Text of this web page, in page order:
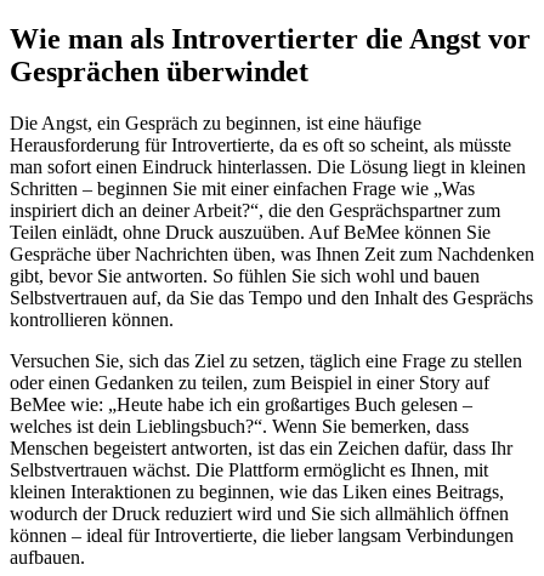
Wie man als Introvertierter die Angst vor
Gesprächen überwindet
Die Angst, ein Gespräch zu beginnen, ist eine häufige
Herausforderung für Introvertierte, da es oft so scheint, als müsste
man sofort einen Eindruck hinterlassen. Die Lösung liegt in kleinen
Schritten – beginnen Sie mit einer einfachen Frage wie „Was
inspiriert dich an deiner Arbeit?“, die den Gesprächspartner zum
Teilen einlädt, ohne Druck auszuüben. Auf BeMee können Sie
Gespräche über Nachrichten üben, was Ihnen Zeit zum Nachdenken
gibt, bevor Sie antworten. So fühlen Sie sich wohl und bauen
Selbstvertrauen auf, da Sie das Tempo und den Inhalt des Gesprächs
kontrollieren können.
Versuchen Sie, sich das Ziel zu setzen, täglich eine Frage zu stellen
oder einen Gedanken zu teilen, zum Beispiel in einer Story auf
BeMee wie: „Heute habe ich ein großartiges Buch gelesen –
welches ist dein Lieblingsbuch?“. Wenn Sie bemerken, dass
Menschen begeistert antworten, ist das ein Zeichen dafür, dass Ihr
Selbstvertrauen wächst. Die Plattform ermöglicht es Ihnen, mit
kleinen Interaktionen zu beginnen, wie das Liken eines Beitrags,
wodurch der Druck reduziert wird und Sie sich allmählich öffnen
können – ideal für Introvertierte, die lieber langsam Verbindungen
aufbauen.